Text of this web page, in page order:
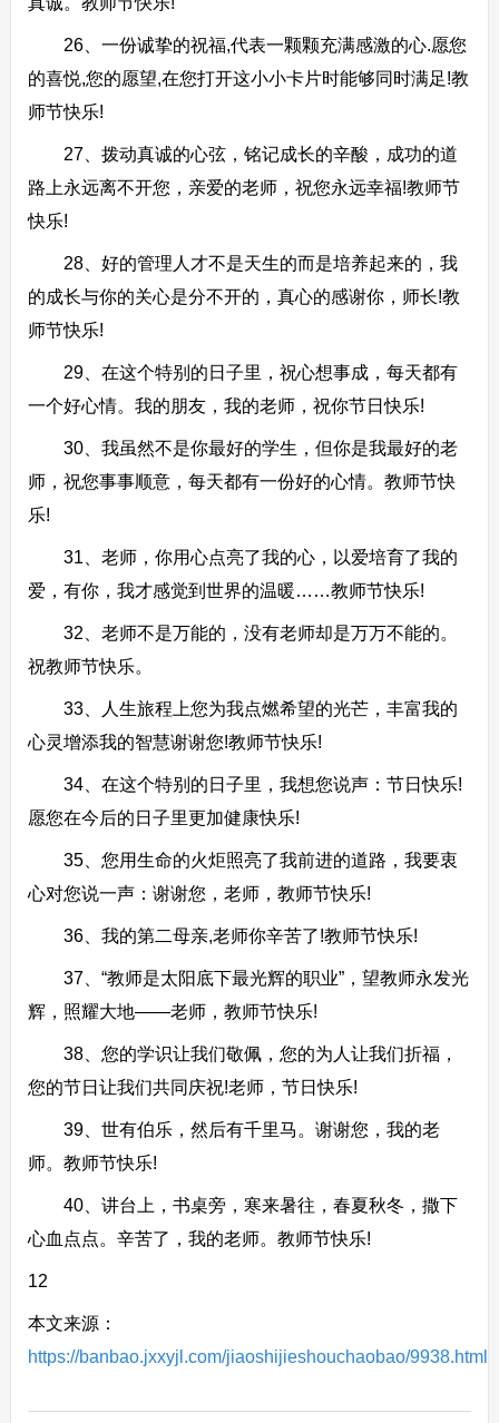
26、一份诚挚的祝福,代表一颗颗充满感激的心.愿您
的喜悦,您的愿望,在您打开这小小卡片时能够同时满足!教
师节快乐!
27、拨动真诚的心弦，铭记成长的辛酸，成功的道
路上永远离不开您，亲爱的老师，祝您永远幸福!教师节
快乐!
28、好的管理人才不是天生的而是培养起来的，我
的成长与你的关心是分不开的，真心的感谢你，师长!教
师节快乐!
29、在这个特别的日子里，祝心想事成，每天都有
一个好心情。我的朋友，我的老师，祝你节日快乐!
30、我虽然不是你最好的学生，但你是我最好的老
师，祝您事事顺意，每天都有一份好的心情。教师节快
乐!
31、老师，你用心点亮了我的心，以爱培育了我的
爱，有你，我才感觉到世界的温暖……教师节快乐!
32、老师不是万能的，没有老师却是万万不能的。
祝教师节快乐。
33、人生旅程上您为我点燃希望的光芒，丰富我的
心灵增添我的智慧谢谢您!教师节快乐!
34、在这个特别的日子里，我想您说声：节日快乐!
愿您在今后的日子里更加健康快乐!
35、您用生命的火炬照亮了我前进的道路，我要衷
心对您说一声：谢谢您，老师，教师节快乐!
36、我的第二母亲,老师你辛苦了!教师节快乐!
37、“教师是太阳底下最光辉的职业”，望教师永发光
辉，照耀大地——老师，教师节快乐!
38、您的学识让我们敬佩，您的为人让我们折福，
您的节日让我们共同庆祝!老师，节日快乐!
39、世有伯乐，然后有千里马。谢谢您，我的老
师。教师节快乐!
40、讲台上，书桌旁，寒来暑往，春夏秋冬，撒下
心血点点。辛苦了，我的老师。教师节快乐!
12
本文来源：
https://banbao.jxxyjl.com/jiaoshijieshouchaobao/9938.html